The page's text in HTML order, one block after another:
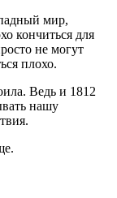
мир,
кончиться для
не могут
плохо.
Ведь и 1812
нашу